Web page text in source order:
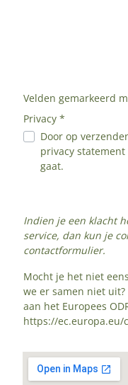
Velden gemarkeerd
Privacy *
Door op
privacy statement
gaat.
Indien je een klacht
service, dan kun je
contactformulier.
Mocht je het niet
we er samen niet
aan het Europees
https://ec.europa.eu/